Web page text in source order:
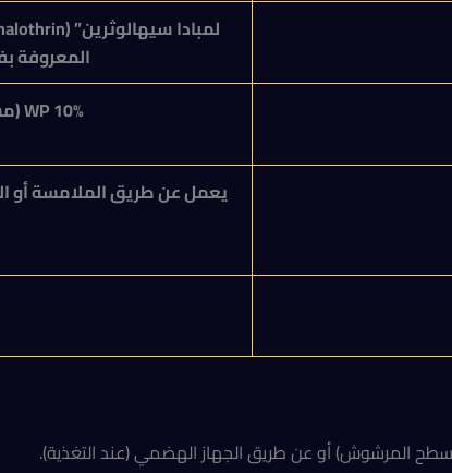
لمبادا سيهالوثرين” (
المعروفة
10%
WP
يعمل عن طريق الملامسة أو
المرشوش) أو عن طريق الجهاز الهضمي (عند التغذية).